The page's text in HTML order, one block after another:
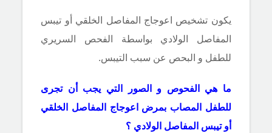
يكون تشخيص اعوجاج المفاصل الخلقي أو تيبس
المفاصل الولادي بواسطة الفحص السريري
للطفل و البحص عن سبب التيبس.
ما هي الفحوص و الصور التي يجب أن تجرى
للطفل المصاب بمرض اعوجاج المفاصل الخلقي
أو تيبس المفاصل الولادي ؟